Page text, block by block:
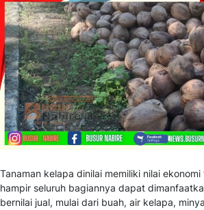
Tanaman kelapa dinilai memiliki nilai
hampir seluruh bagiannya dapat
bernilai jual, mulai dari buah, air kelapa,